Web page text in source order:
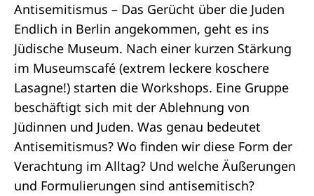
Antisemitismus – Das Gerücht über die Juden
Endlich in Berlin angekommen, geht es ins
Jüdische Museum. Nach einer kurzen Stärkung
im Museumscafé (extrem leckere koschere
Lasagne!) starten die Workshops. Eine Gruppe
beschäftigt sich mit der Ablehnung von
Jüdinnen und Juden. Was genau bedeutet
Antisemitismus? Wo finden wir diese Form der
Verachtung im Alltag? Und welche Äußerungen
und Formulierungen sind antisemitisch?